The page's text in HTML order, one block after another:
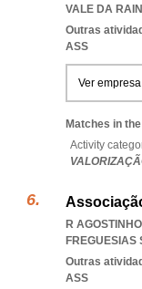
VALE DA
Outras
ASS
Ver empresa
Matches in
Activity
R
FREGUESIAS
Outras
ASS